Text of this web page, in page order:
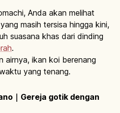
Anda akan melihat
masih tersisa hingga kini,
suasana khas dari dinding
.
airnya, ikan koi berenang
yang tenang.
｜Gereja gotik dengan